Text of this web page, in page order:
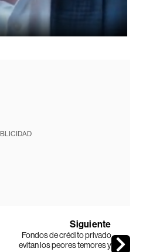
Siguiente
Fondos de crédito privado
evitan los peores temores y